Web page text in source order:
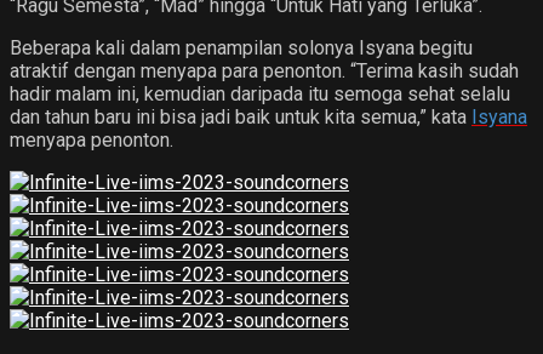
“Ragu Semesta”, “Mad” hingga “Untuk Hati yang Terluka”.
Beberapa kali dalam penampilan solonya Isyana begitu
atraktif dengan menyapa para penonton. “Terima kasih sudah
hadir malam ini, kemudian daripada itu semoga sehat selalu
dan tahun baru ini bisa jadi baik untuk kita semua,” kata Isyana
menyapa penonton.